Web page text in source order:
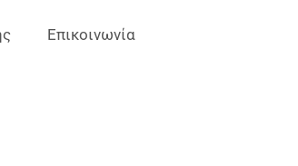
Επικοινωνία